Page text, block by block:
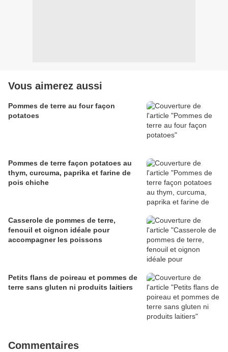
Vous aimerez aussi
Pommes de terre au four façon
potatoes
Pommes de terre façon potatoes au
thym, curcuma, paprika et farine de
pois chiche
Casserole de pommes de terre,
fenouil et oignon idéale pour
accompagner les poissons
Petits flans de poireau et pommes de
terre sans gluten ni produits laitiers
Commentaires